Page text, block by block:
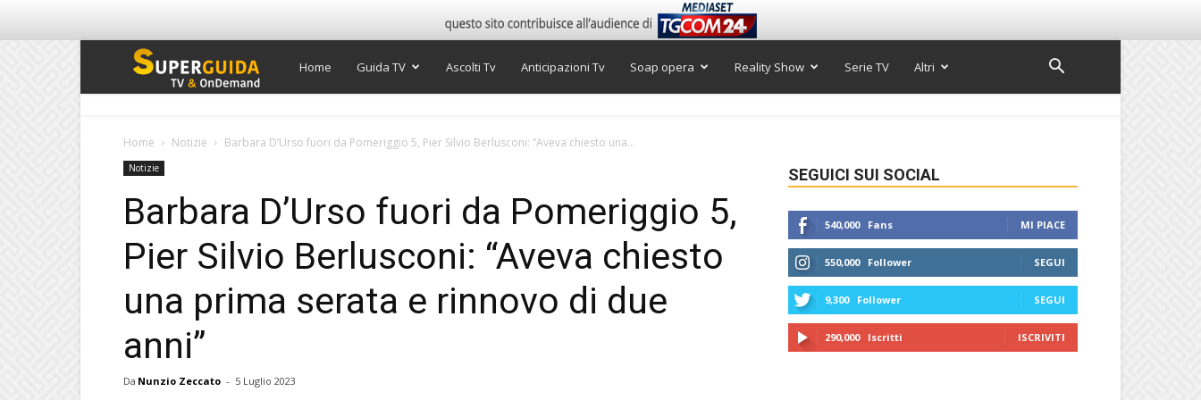
Super
Home Guida TV Ascolti Tv Anticipazioni Tv Soap opera Reality Show Serie TV Altri
Home Notizie Barbara D’Urso fuori da Pomeriggio 5, Pier Silvio Berlusconi: “Aveva chiesto una...
Notizie
Barbara D’Urso fuori da Pomeriggio 5,
Pier Silvio Berlusconi: “Aveva chiesto
una prima serata e rinnovo di due
anni”
Da Nunzio Zeccato - 5 Luglio 2023
SEGUICI SUI SOCIAL
540,000 Fans MI PIACE
550,000 Follower SEGUI
9,300 Follower SEGUI
290,000 Iscritti ISCRIVITI